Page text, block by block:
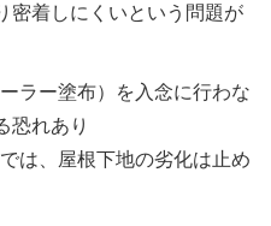
密着しにくいという問題が
ラー塗布）を入念に行わな
恐れあり
は、屋根下地の劣化は止め